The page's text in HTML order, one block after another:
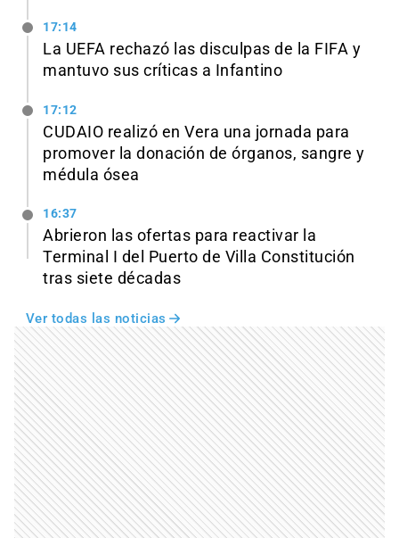
17:14
La UEFA rechazó las disculpas de la FIFA y
mantuvo sus críticas a Infantino
17:12
CUDAIO realizó en Vera una jornada para
promover la donación de órganos, sangre y
médula ósea
16:37
Abrieron las ofertas para reactivar la
Terminal I del Puerto de Villa Constitución
tras siete décadas
Ver todas las noticias